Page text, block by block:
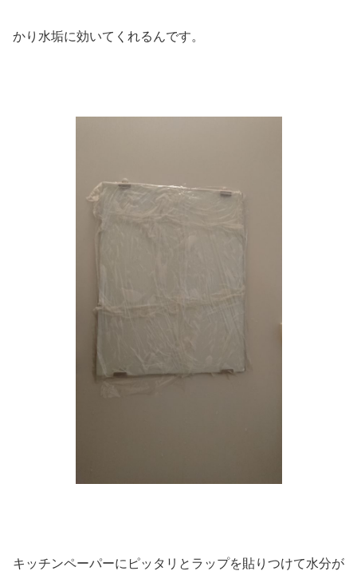
かり水垢に効いてくれるんです。
キッチンペーパーにピッタリとラップを貼りつけて水分が